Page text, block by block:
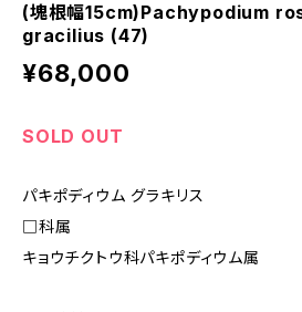
(塊根幅15cm)Pachypodium
gracilius (47)
¥68,000
SOLD OUT
パキポディウム グラキリス
□科属
キョウチクトウ科パキポディウム属